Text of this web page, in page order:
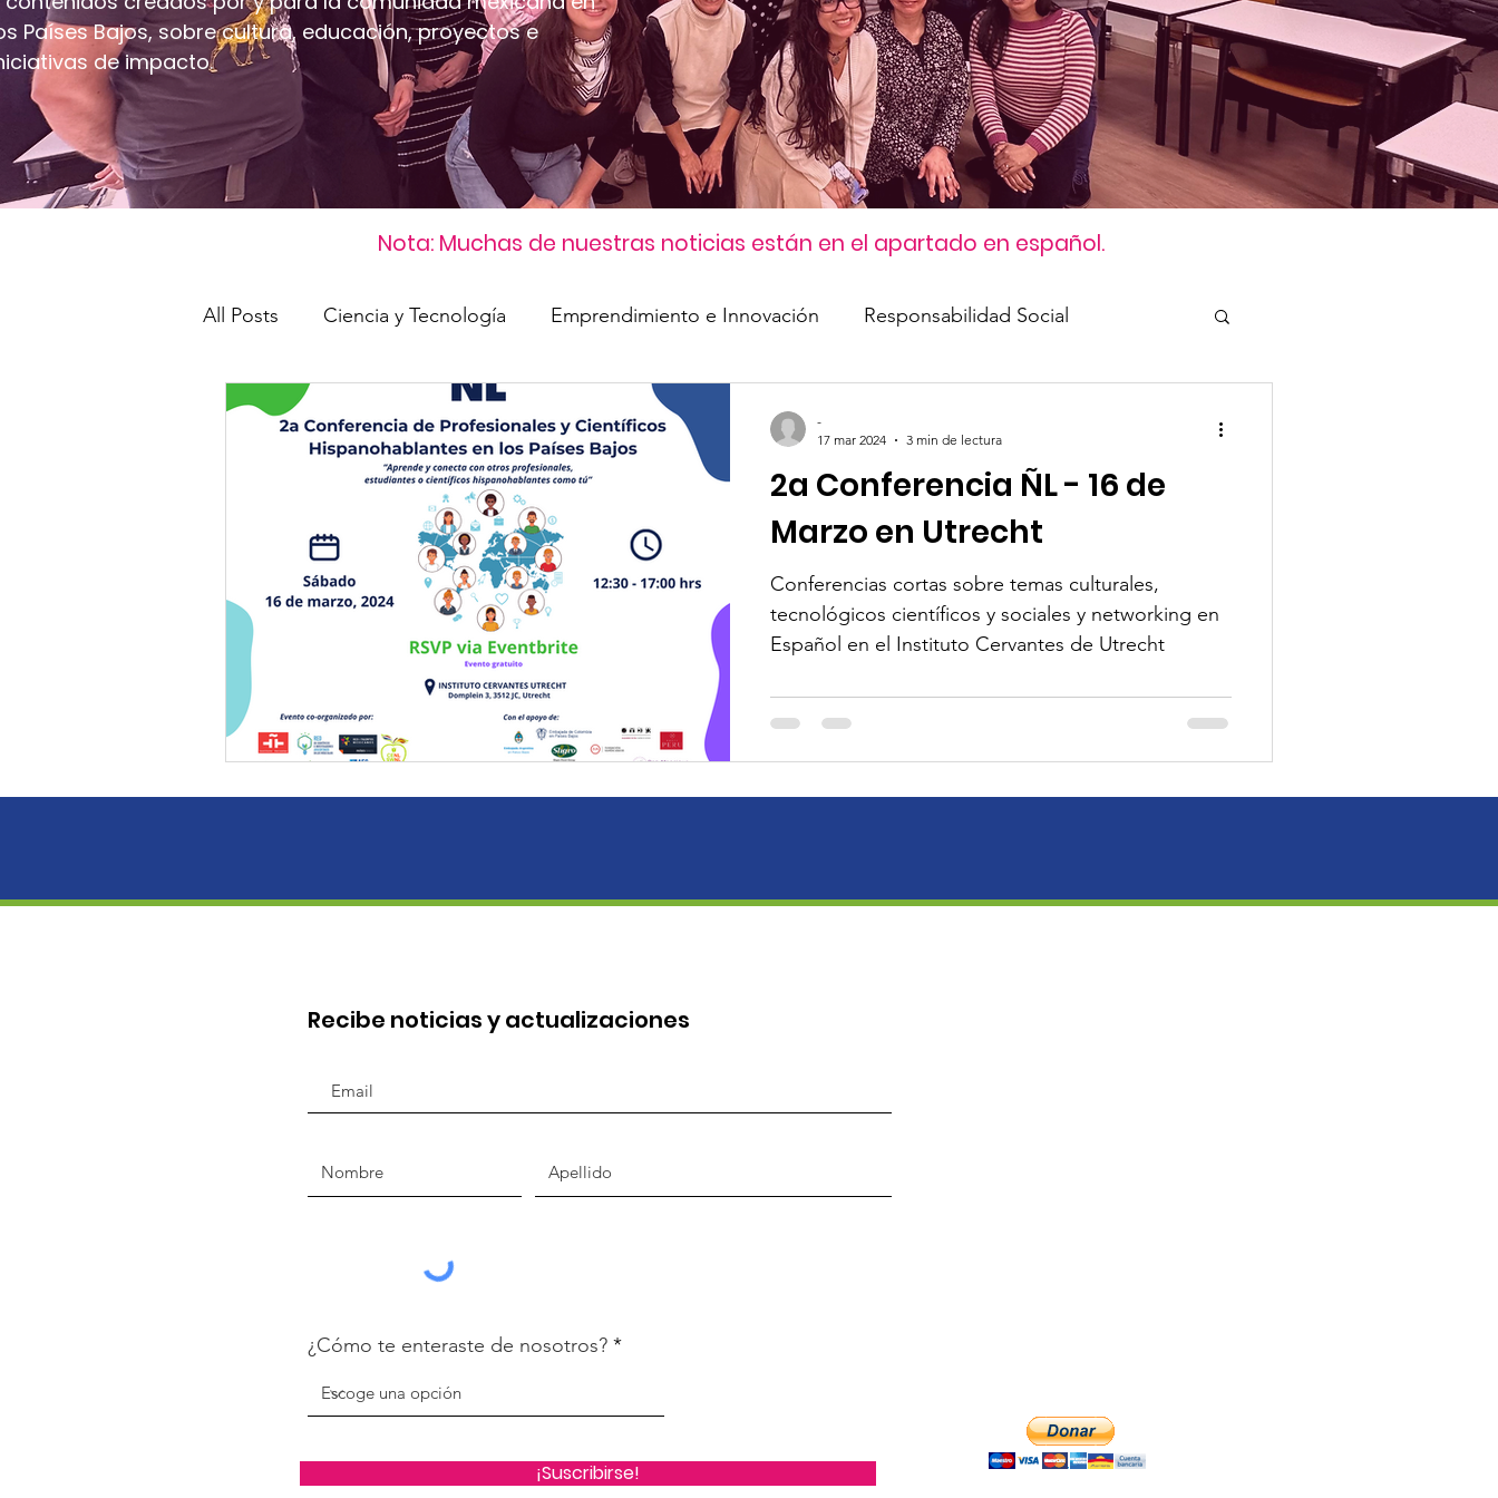
Países Bajos, sobre cultura, educación, proyectos e
de impacto.
Nota: Muchas de nuestras noticias están en el apartado en español.
All Posts Ciencia y Tecnología Emprendimiento e Innovación Responsabilidad Social
Industrias Creativas Talento Mexicano Eventos y noticias
Cultura Mexicana Participacion Ciudadana Mexican Culture
Migración Creative Industries Salud Mental Day of the Dead
2a Conferencia ÑL - 16 de
Marzo en Utrecht
Conferencias cortas sobre temas culturales,
tecnológicos científicos y sociales y networking en
Español en el Instituto Cervantes de Utrecht
-
17 mar 2024
3 min de lectura
Recibe noticias y actualizaciones
¿Cómo te enteraste de nosotros?
¡Suscribirse!